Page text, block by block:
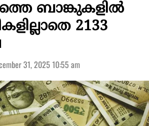
ബാങ്കുകളിൽ
2133
31, 2025 10:55 am